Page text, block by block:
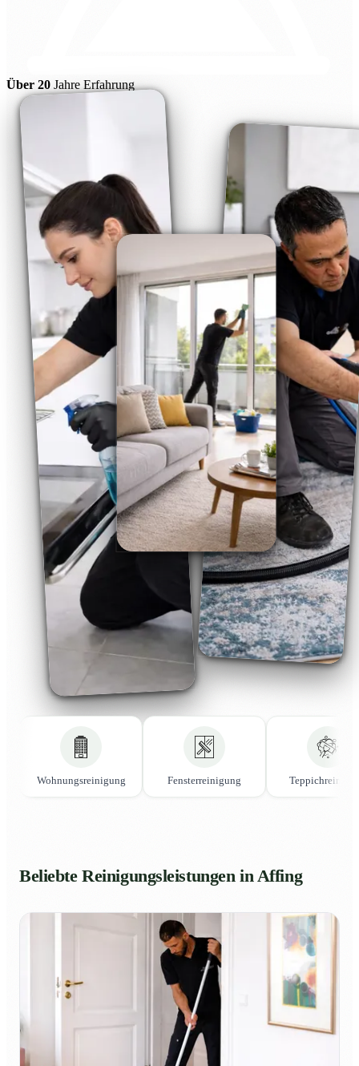
Über 20 Jahre Erfahrung
Wohnungsreinigung Fensterreinigung
Beliebte Reinigungsleistungen in Affing